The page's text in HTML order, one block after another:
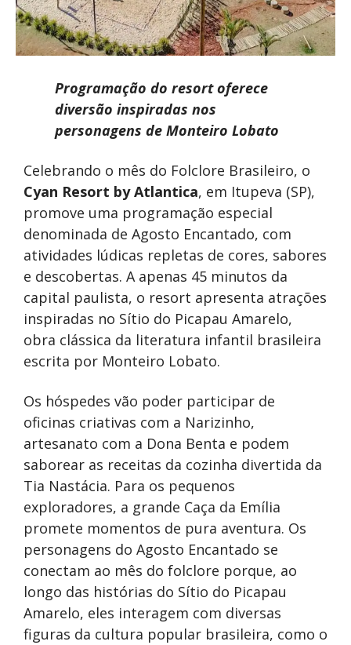
Programação do resort oferece
diversão inspiradas nos
personagens de Monteiro Lobato
Celebrando o mês do Folclore Brasileiro, o
Cyan Resort by Atlantica, em Itupeva (SP),
promove uma programação especial
denominada de Agosto Encantado, com
atividades lúdicas repletas de cores, sabores
e descobertas. A apenas 45 minutos da
capital paulista, o resort apresenta atrações
inspiradas no Sítio do Picapau Amarelo,
obra clássica da literatura infantil brasileira
escrita por Monteiro Lobato.
Os hóspedes vão poder participar de
oficinas criativas com a Narizinho,
artesanato com a Dona Benta e podem
saborear as receitas da cozinha divertida da
Tia Nastácia. Para os pequenos
exploradores, a grande Caça da Emília
promete momentos de pura aventura. Os
personagens do Agosto Encantado se
conectam ao mês do folclore porque, ao
longo das histórias do Sítio do Picapau
Amarelo, eles interagem com diversas
figuras da cultura popular brasileira, como o